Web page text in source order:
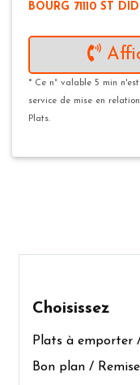
BOURG 71110 ST
* Ce n° valable 5 min
service de mise en
Plats.
Choisissez
Plats à emporter
Bon plan /